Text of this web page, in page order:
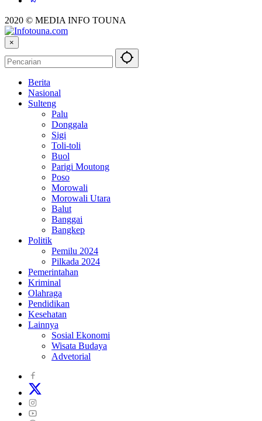
2020 © MEDIA INFO TOUNA
×
Berita
Nasional
Sulteng
Palu
Donggala
Sigi
Toli-toli
Buol
Parigi Moutong
Poso
Morowali
Morowali Utara
Balut
Banggai
Bangkep
Politik
Pemilu 2024
Pilkada 2024
Pemerintahan
Kriminal
Olahraga
Pendidikan
Kesehatan
Lainnya
Sosial Ekonomi
Wisata Budaya
Advetorial